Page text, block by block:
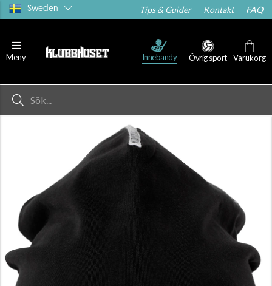
Sweden Tips & Guider Kontakt FAQ
Meny Innebandy Övrig sport Varukorg